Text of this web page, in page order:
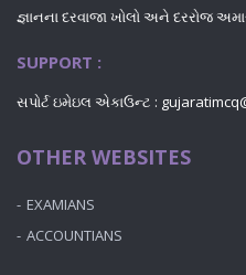
જ્ઞાનના દરવાજા ખોલો અને દરરોજ
SUPPORT :
સપોર્ટ ઇમેઇલ એકાઉન્ટ :
OTHER WEBSITES
EXAMIANS
ACCOUNTIANS